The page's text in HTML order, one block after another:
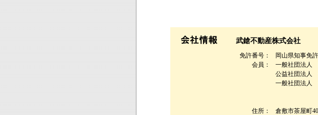
武鎗不動産株式会社
免許番号：
岡山県知事免
会員：
一般社団法人
公益社団法人
一般社団法人
住所：
倉敷市茶屋町